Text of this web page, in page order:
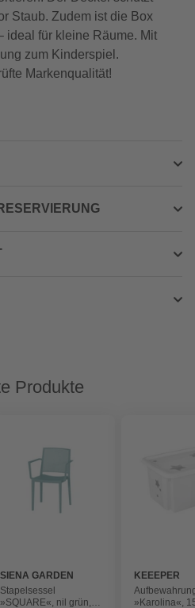
Staub. Zudem ist die Box
ideal für kleine Räume. Mit
zum Kinderspiel.
Markenqualität!
Produkte
SIENA GARDEN
Stapelsessel
»SQUARE«, nil grün,
KEEEPER
»Karolina«,